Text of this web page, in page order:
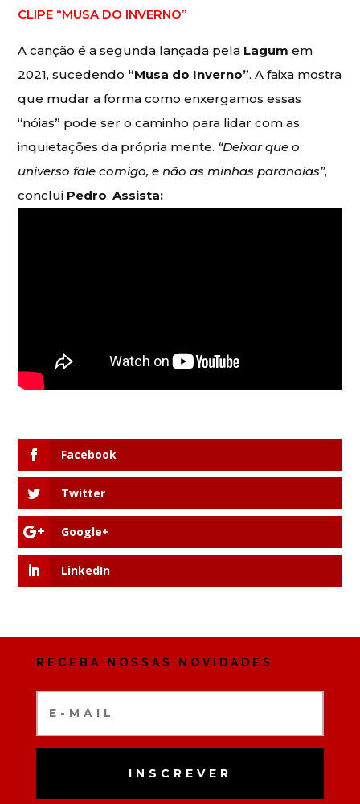
CLIPE “MUSA DO INVERNO”
A canção é a segunda lançada pela Lagum em
2021, sucedendo “Musa do Inverno”. A faixa mostra
que mudar a forma como enxergamos essas
“nóias” pode ser o caminho para lidar com as
inquietações da própria mente. “Deixar que o
universo fale comigo, e não as minhas paranoias”,
conclui Pedro.Assista:
Facebook
Twitter
Google+
LinkedIn
RECEBA NOSSAS NOVIDADES
INSCREVER